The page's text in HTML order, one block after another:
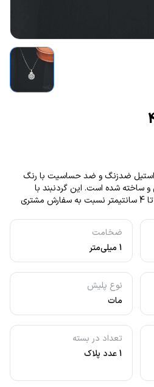
ضخامت
1 میلی‌متر
نوع پلیش
مات
تعداد در بسته
1 عدد پلاک
کد 40322 از جنس استیل ضدزنگ و ضد حساسیت با رنگ
و ساخته شده است. این گردنبند با
ضخامت 1 میلیمتر در ابعاد 2.5 تا 4 سانتیمتر نسبت به سفارش مشتری